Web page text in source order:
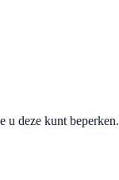
u deze kunt beperken.